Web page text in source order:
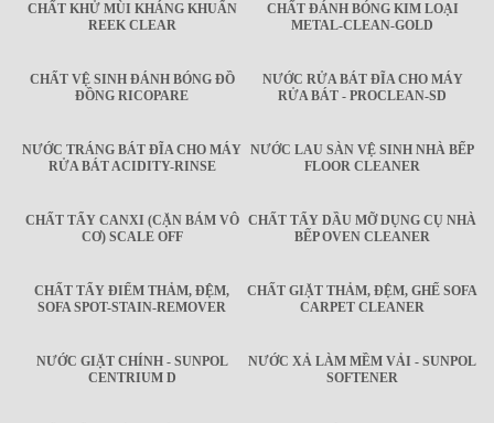
CHẤT KHỬ MÙI KHÁNG KHUẨN
REEK CLEAR
CHẤT ĐÁNH BÓNG KIM LOẠI
METAL-CLEAN-GOLD
CHẤT VỆ SINH ĐÁNH BÓNG ĐỒ
ĐỒNG RICOPARE
NƯỚC RỬA BÁT ĐĨA CHO MÁY
RỬA BÁT - PROCLEAN-SD
NƯỚC TRÁNG BÁT ĐĨA CHO MÁY
RỬA BÁT ACIDITY-RINSE
NƯỚC LAU SÀN VỆ SINH NHÀ BẾP
FLOOR CLEANER
CHẤT TẨY CANXI (CẶN BÁM VÔ
CƠ) SCALE OFF
CHẤT TẨY DẦU MỠ DỤNG CỤ NHÀ
BẾP OVEN CLEANER
CHẤT TẨY ĐIỂM THẢM, ĐỆM,
SOFA SPOT-STAIN-REMOVER
CHẤT GIẶT THẢM, ĐỆM, GHẾ SOFA
CARPET CLEANER
NƯỚC GIẶT CHÍNH - SUNPOL
CENTRIUM D
NƯỚC XẢ LÀM MỀM VẢI - SUNPOL
SOFTENER